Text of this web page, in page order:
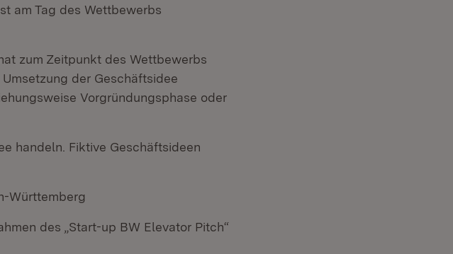
am Tag des Wettbewerbs
zum Zeitpunkt des Wettbewerbs
der Geschäftsidee
Vorgründungsphase oder
handeln. Fiktive Geschäftsideen
Württemberg
des „Start-up BW Elevator Pitch“